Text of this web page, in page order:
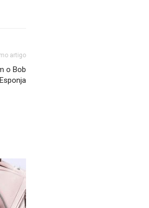
artigo
o Bob
Esponja